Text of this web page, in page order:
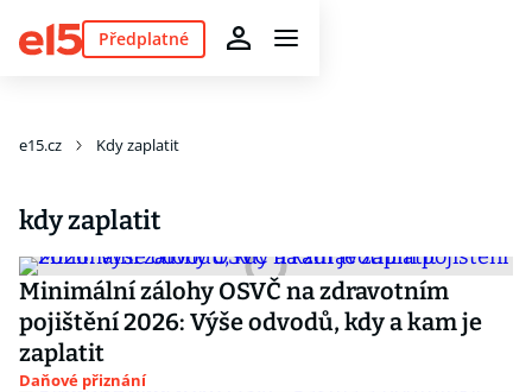
Předplatné
e15.cz Kdy zaplatit
kdy zaplatit
Minimální zálohy OSVČ na zdravotním
pojištění 2026: Výše odvodů, kdy a kam je
zaplatit
Daňové přiznání